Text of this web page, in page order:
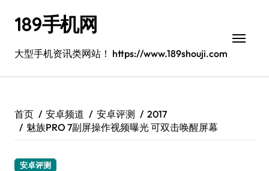
189手机网
大型手机资讯类网站！ https://www.189shouji.com
首页 安卓频道 安卓评测
2017
魅族PRO 7副屏操作视频曝光 可双击唤醒屏幕
安卓评测